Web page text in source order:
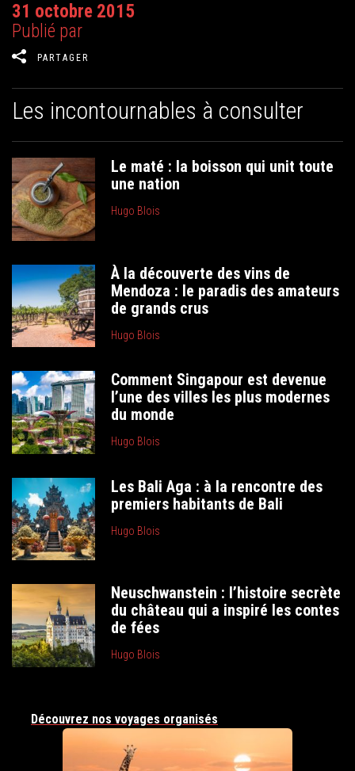
31 octobre 2015
Publié par
PARTAGER
Les incontournables à consulter
Le maté : la boisson qui unit toute
une nation
Hugo Blois
À la découverte des vins de
Mendoza : le paradis des amateurs
de grands crus
Hugo Blois
Comment Singapour est devenue
l’une des villes les plus modernes
du monde
Hugo Blois
Les Bali Aga : à la rencontre des
premiers habitants de Bali
Hugo Blois
Neuschwanstein : l’histoire secrète
du château qui a inspiré les contes
de fées
Hugo Blois
Découvrez nos voyages organisés